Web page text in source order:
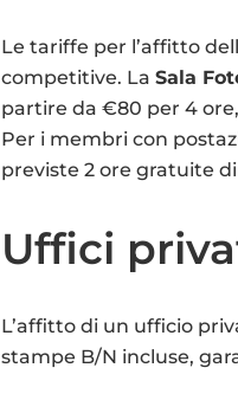
Le tariffe per l’affitto
competitive. La Sala
partire da €80 per 4
Per i membri con
previste 2 ore gratuite
Uffici
L’affitto di un ufficio
stampe B/N incluse,